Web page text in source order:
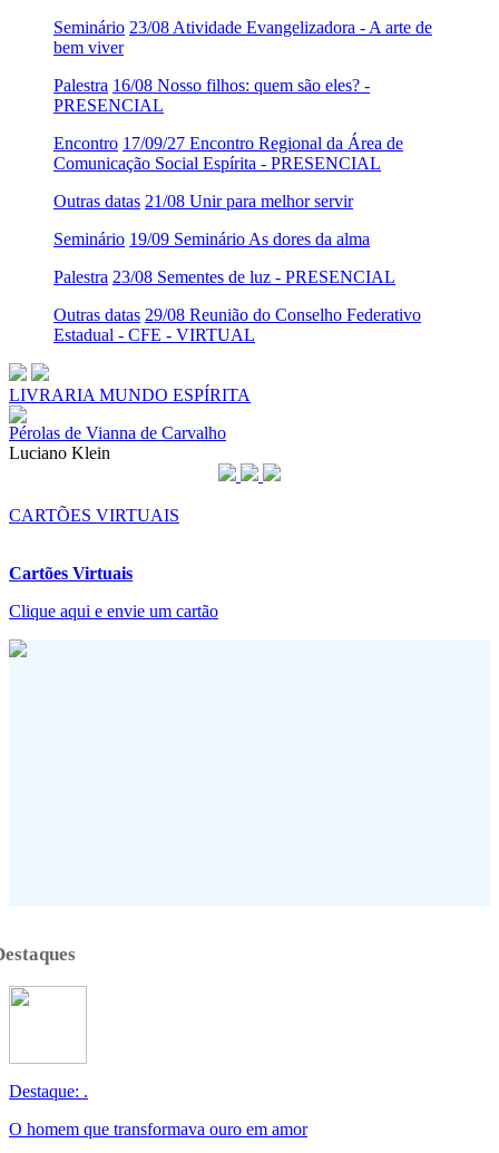
Seminário 23/08 Atividade Evangelizadora - A arte de
bem viver
Palestra 16/08 Nosso filhos: quem são eles? -
PRESENCIAL
Encontro 17/09/27 Encontro Regional da Área de
Comunicação Social Espírita - PRESENCIAL
Outras datas 21/08 Unir para melhor servir
Seminário 19/09 Seminário As dores da alma
Palestra 23/08 Sementes de luz - PRESENCIAL
Outras datas 29/08 Reunião do Conselho Federativo
Estadual - CFE - VIRTUAL
LIVRARIA MUNDO ESPÍRITA
Pérolas de Vianna de Carvalho
Luciano Klein
CARTÕES VIRTUAIS
Cartões Virtuais
Clique aqui e envie um cartão
Destaque: .
O homem que transformava ouro em amor